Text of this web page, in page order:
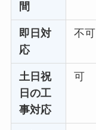
間
即日対
応
不可
土日祝
日の工
事対応
可